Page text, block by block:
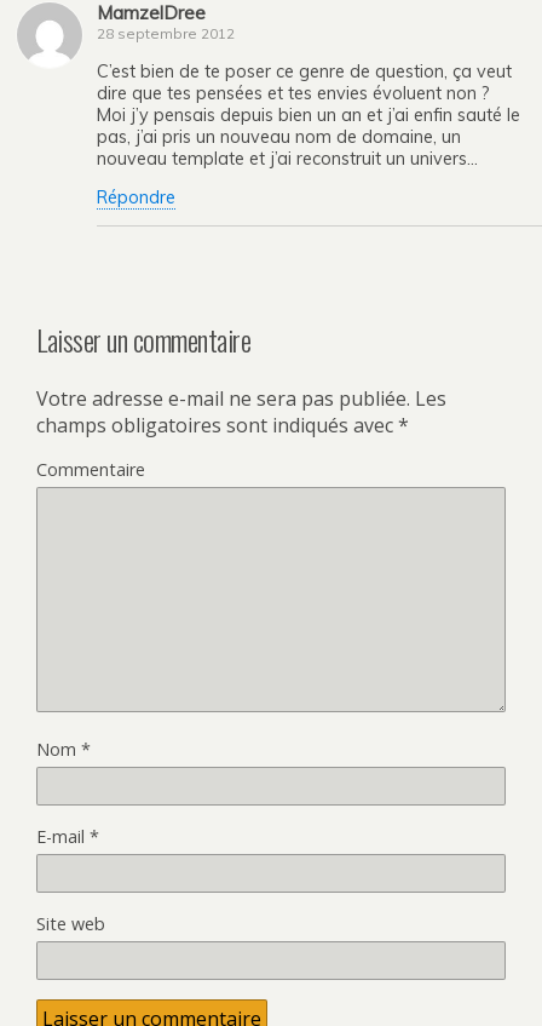
MamzelDree
28 septembre 2012
C’est bien de te poser ce genre de question, ça veut
dire que tes pensées et tes envies évoluent non ?
Moi j’y pensais depuis bien un an et j’ai enfin sauté le
pas, j’ai pris un nouveau nom de domaine, un
nouveau template et j’ai reconstruit un univers…
Répondre
Laisser un commentaire
Votre adresse e-mail ne sera pas publiée. Les
champs obligatoires sont indiqués avec*
Commentaire
Nom *
E-mail *
Site web